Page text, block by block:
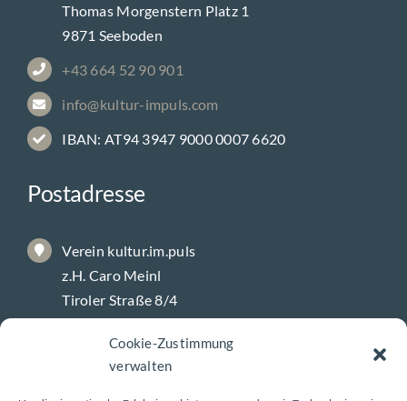
Cookie-Zustimmung
verwalten
Thomas Morgenstern Platz 1
9871 Seeboden
+43 664 52 90 901
info@kultur-impuls.com
IBAN: AT94 3947 9000 0007 6620
Postadresse
Verein kultur.im.puls
z.H. Caro Meinl
Tiroler Straße 8/4
9800 Spittal/Drau